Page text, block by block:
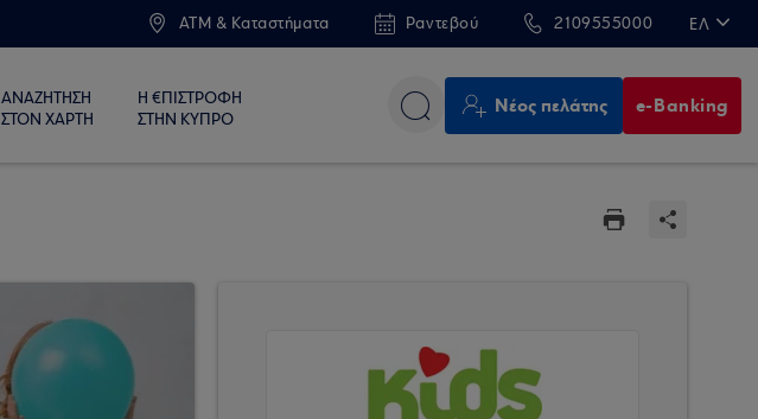
ATM & Καταστήματα Ραντεβού 2109555000 ΕΛ
ΑΝΑΖΗΤΗΣΗ
ΣΤΟΝ ΧΑΡΤΗ
Η €ΠΙΣΤΡΟΦΗ
ΣΤΗΝ ΚΥΠΡΟ
Νέος πελάτης e-Banking